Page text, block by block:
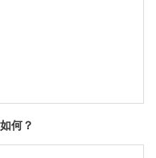
何？